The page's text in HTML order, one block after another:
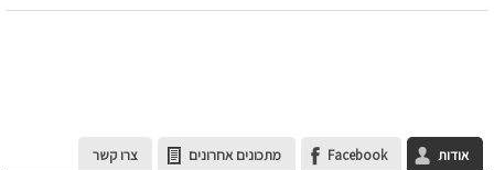
אודות Facebook מתכונים אחרונים צרו קשר